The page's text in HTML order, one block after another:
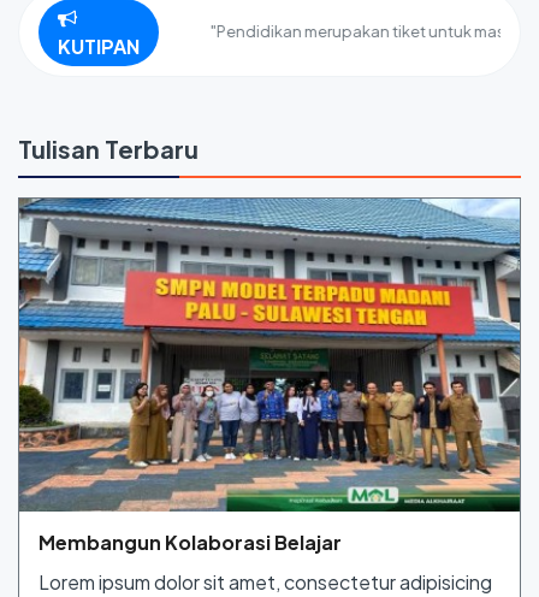
KUTIPAN
"Pendidikan merupakan tiket untuk masa
Tulisan Terbaru
Membangun Kolaborasi Belajar
Lorem ipsum dolor sit amet, consectetur adipisicing